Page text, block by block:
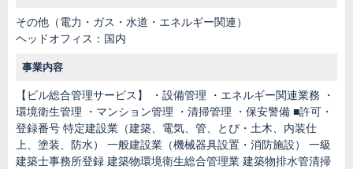
その他（電力・ガス・水道・エネルギー関連）
ヘッドオフィス：国内
事業内容
【ビル総合管理サービス】 ・設備管理 ・エネルギー関連業務 ・
環境衛生管理 ・マンション管理 ・清掃管理 ・保安警備 ■許可・
登録番号 特定建設業（建築、電気、管、とび・土木、内装仕
上、塗装、防水） 一般建設業（機械器具設置・消防施設） 一級
建築士事務所登録 建築物環境衛生総合管理業 建築物排水管清掃